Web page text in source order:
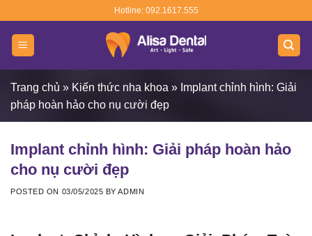
content
Hotline: 092.1617.555
Trang chủ » Kiến thức nha khoa » Implant chỉnh hình: Giải
pháp hoàn hảo cho nụ cười đẹp
Implant chỉnh hình: Giải pháp hoàn hảo
cho nụ cười đẹp
POSTED ON 03/05/2025 BYADMIN